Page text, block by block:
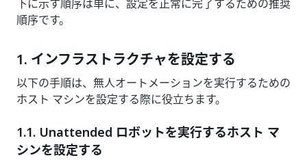
下に示す順序は単に、設定を正常に完了するための推奨
順序です。
1. インフラストラクチャを設定する
以下の手順は、無人オートメーションを実行するための
ホスト マシンを設定する際に役立ちます。
1.1. Unattended ロボットを実行するホスト マ
シンを設定する